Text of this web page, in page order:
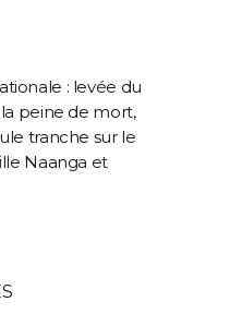
: levée du
peine de mort,
tranche sur le
Naanga et